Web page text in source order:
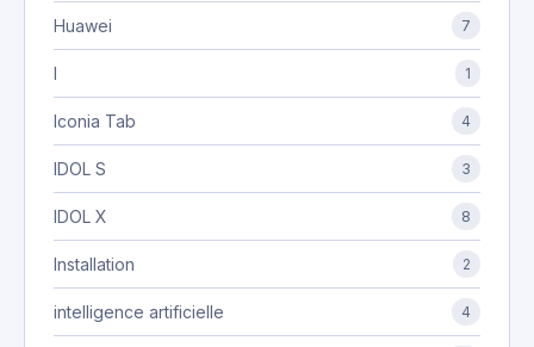
Huawei 7
I 1
Iconia Tab 4
IDOL S 3
IDOL X 8
Installation 2
intelligence artificielle 4